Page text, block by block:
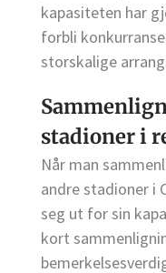
kapasiteten har
forbli
storskalige
stadioner i
Når man
andre stadioner i
seg ut for sin
kort